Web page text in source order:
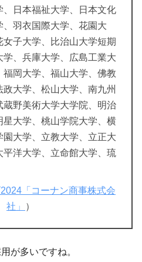
、日本福祉大学、日本文化
、羽衣国際大学、花園大
子大学、比治山大学短期
学、兵庫大学、広島工業大
岡大学、福山大学、佛教
大学、松山大学、南九州
蔵野美術大学大学院、明治
星大学、桃山学院大学、横
大学、立教大学、立正大
平洋大学、立命館大学、琉
「コーナン商事株式会
社」
）
が多いですね。